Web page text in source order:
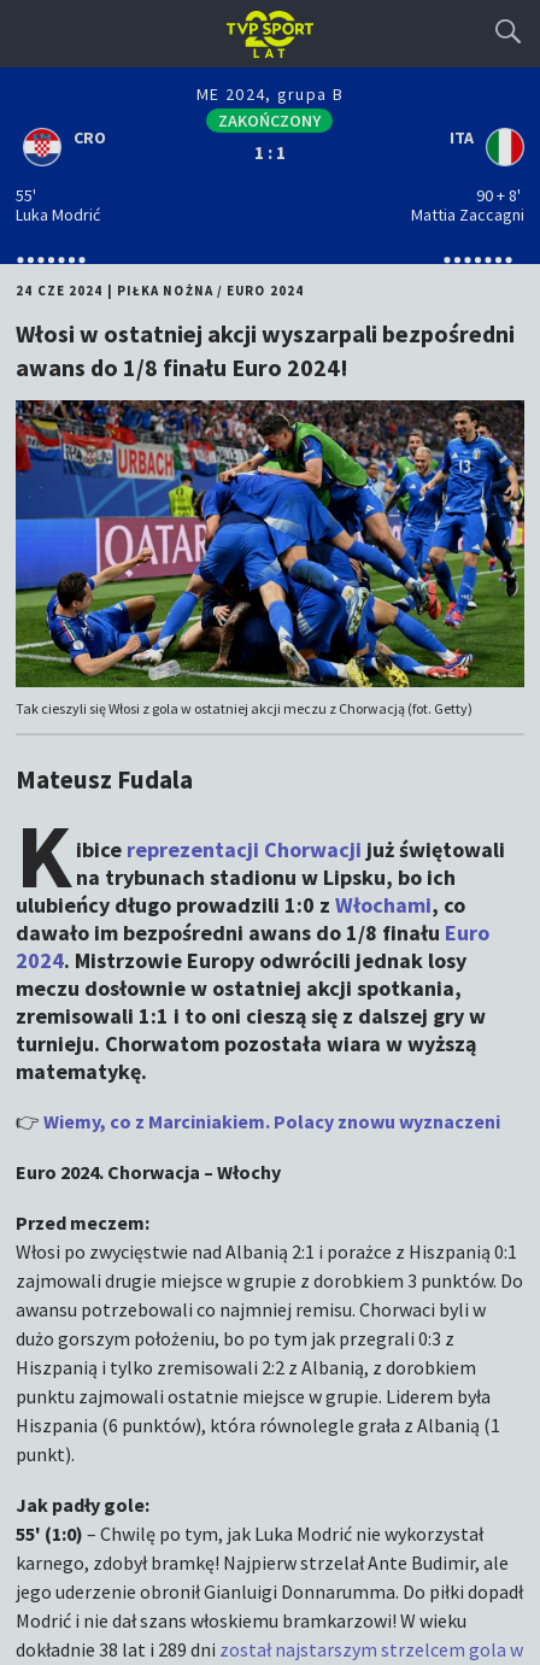
CRO
55'
Luka Modrić
ME 2024, grupa B
ZAKOŃCZONY
1 : 1
ITA
90+ 8'
Mattia Zaccagni
24 CZE 2024 PIŁKA NOŻNA/ EURO 2024
Włosi w ostatniej akcji wyszarpali bezpośredni
awans do 1/8 finału Euro 2024!
Tak cieszyli się Włosi z gola w ostatniej akcji meczu z Chorwacją (fot. Getty)
Mateusz Fudala
Kibice reprezentacji Chorwacji już świętowali
na trybunach stadionu w Lipsku, bo ich
ulubieńcy długo prowadzili 1:0 zWłochami, co
dawało im bezpośredni awans do 1/8 finału Euro
2024. Mistrzowie Europy odwrócili jednak losy
meczu dosłownie w ostatniej akcji spotkania,
zremisowali 1:1 i to oni cieszą się z dalszej gry w
turnieju. Chorwatom pozostała wiara w wyższą
matematykę.
👉Wiemy, co z Marciniakiem. Polacy znowu wyznaczeni
Euro 2024. Chorwacja – Włochy
Przed meczem:
Włosi po zwycięstwie nad Albanią 2:1 i porażce z Hiszpanią 0:1
zajmowali drugie miejsce w grupie z dorobkiem 3 punktów. Do
awansu potrzebowali co najmniej remisu. Chorwaci byli w
dużo gorszym położeniu, bo po tym jak przegrali 0:3 z
Hiszpanią i tylko zremisowali 2:2 z Albanią, z dorobkiem
punktu zajmowali ostatnie miejsce w grupie. Liderem była
Hiszpania (6 punktów), która równolegle grała z Albanią (1
punkt).
Jak padły gole:
55' (1:0) – Chwilę po tym, jak Luka Modrić nie wykorzystał
karnego, zdobył bramkę! Najpierw strzelał Ante Budimir, ale
jego uderzenie obronił Gianluigi Donnarumma. Do piłki dopadł
Modrić i nie dał szans włoskiemu bramkarzowi! W wieku
dokładnie 38 lat i 289 dni został najstarszym strzelcem gola w